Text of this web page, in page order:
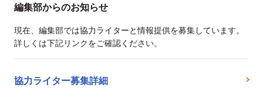
編集部からのお知らせ
現在、編集部では協力ライターと情報提供を募集しています。
詳しくは下記リンクをご確認ください。
協力ライター募集詳細